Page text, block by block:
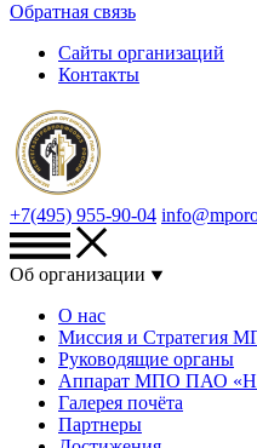
Обратная связь
Сайты организаций
Контакты
+7(495) 955-90-04
Об организации
О нас
Миссия и Стратегия
Руководящие органы
Аппарат МПО ПАО
Галерея почёта
Партнеры